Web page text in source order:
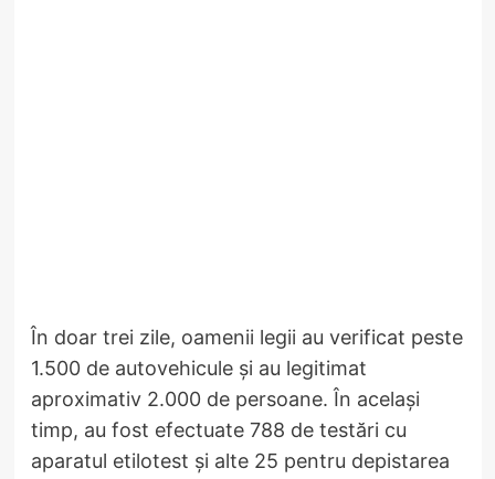
În doar trei zile, oamenii legii au verificat peste
1.500 de autovehicule și au legitimat
aproximativ 2.000 de persoane. În același
timp, au fost efectuate 788 de testări cu
aparatul etilotest și alte 25 pentru depistarea